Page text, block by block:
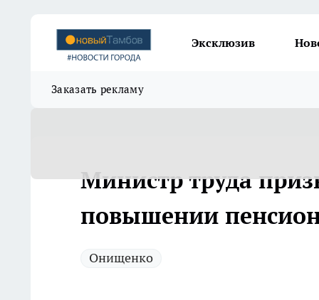
Эксклюзив
Заказать рекламу
Министр труда
повышении
Онищенко